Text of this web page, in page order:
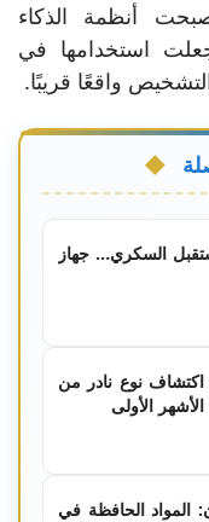
دراسة، أصبحت أنظمة الذكاء
استخدامها في
واقعًا قريبًا.
السكري… جهاز
اكتشاف نوع نادر من
الأولى
المواد الحافظة في